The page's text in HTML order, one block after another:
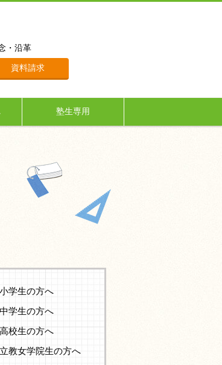
・沿革
資料請求
塾生専用
小学生の方へ
中学生の方へ
高校生の方へ
立教女学院生の方へ